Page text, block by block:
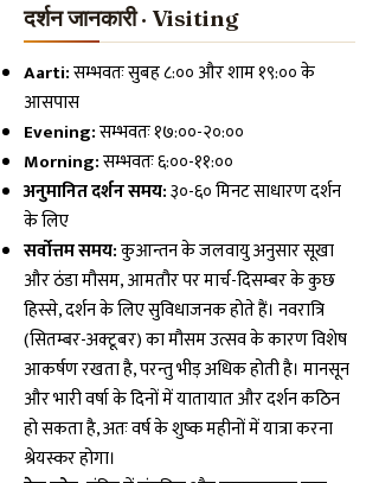
दर्शन जानकारी · Visiting
Aarti:सम्भवतः सुबह ८:०० और शाम १९:०० के
आसपास
Evening:सम्भवतः १७:००-२०:००
Morning:सम्भवतः ६:००-११:००
अनुमानित दर्शन समय:३०-६० मिनट साधारण दर्शन
के लिए
सर्वोत्तम समय:कुआन्तन के जलवायु अनुसार सूखा
और ठंडा मौसम, आमतौर पर मार्च-दिसम्बर के कुछ
हिस्से, दर्शन के लिए सुविधाजनक होते हैं। नवरात्रि
(सितम्बर-अक्टूबर) का मौसम उत्सव के कारण विशेष
आकर्षण रखता है, परन्तु भीड़ अधिक होती है। मानसून
और भारी वर्षा के दिनों में यातायात और दर्शन कठिन
हो सकता है, अतः वर्ष के शुष्क महीनों में यात्रा करना
श्रेयस्कर होगा।